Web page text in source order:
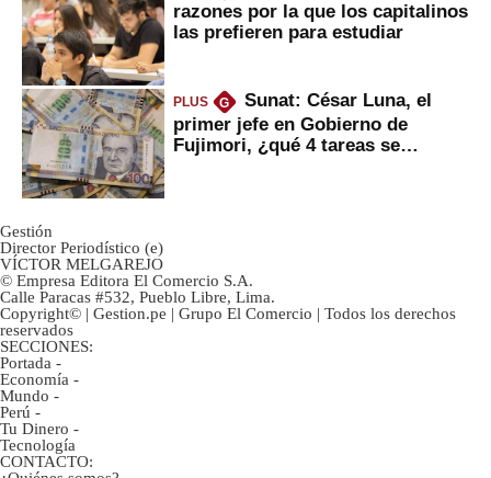
razones por la que los capitalinos
las prefieren para estudiar
PLUS G
Sunat: César Luna, el
primer jefe en Gobierno de
Fujimori, ¿qué 4 tareas se
Gestión
Director Periodístico (e)
VÍCTOR MELGAREJO
© Empresa Editora El Comercio S.A.
Calle Paracas #532, Pueblo Libre, Lima.
Copyright© | Gestion.pe | Grupo El Comercio | Todos los derechos
reservados
SECCIONES:
Portada -
Economía -
Mundo -
Perú -
Tu Dinero -
Tecnología
CONTACTO: